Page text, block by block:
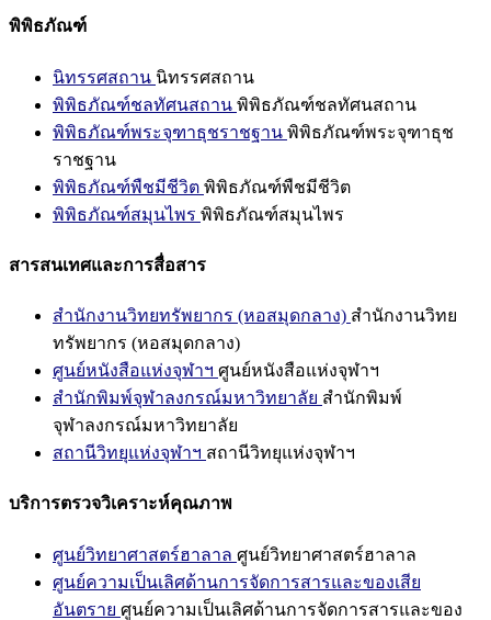
พิพิธภัณฑ์
นิทรรศสถาน นิทรรศสถาน
พิพิธภัณฑ์ชลทัศนสถาน พิพิธภัณฑ์ชลทัศนสถาน
พิพิธภัณฑ์พระจุฑาธุชราชฐาน พิพิธภัณฑ์พระจุฑาธุช
ราชฐาน
พิพิธภัณฑ์พืชมีชีวิต พิพิธภัณฑ์พืชมีชีวิต
พิพิธภัณฑ์สมุนไพร พิพิธภัณฑ์สมุนไพร
สารสนเทศและการสื่อสาร
สำนักงานวิทยทรัพยากร (หอสมุดกลาง) สำนักงานวิทย
ทรัพยากร (หอสมุดกลาง)
ศูนย์หนังสือแห่งจุฬาฯ ศูนย์หนังสือแห่งจุฬาฯ
สำนักพิมพ์จุฬาลงกรณ์มหาวิทยาลัย สำนักพิมพ์
จุฬาลงกรณ์มหาวิทยาลัย
สถานีวิทยุแห่งจุฬาฯ สถานีวิทยุแห่งจุฬาฯ
บริการตรวจวิเคราะห์คุณภาพ
ศูนย์วิทยาศาสตร์ฮาลาล ศูนย์วิทยาศาสตร์ฮาลาล
ศูนย์ความเป็นเลิศด้านการจัดการสารและของเสีย
อันตราย ศูนย์ความเป็นเลิศด้านการจัดการสารและของ